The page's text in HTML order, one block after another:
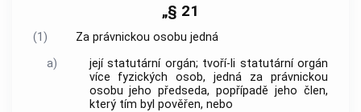
„§ 21
(1)
Za právnickou osobu jedná
a)
její statutární orgán; tvoří-li statutární orgán
více fyzických osob, jedná za právnickou
osobu jeho předseda, popřípadě jeho člen,
který tím byl pověřen, nebo